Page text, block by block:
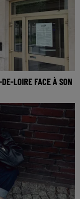
LOIRE FACE À SON